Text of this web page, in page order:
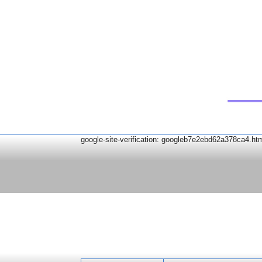
google-site-verification: